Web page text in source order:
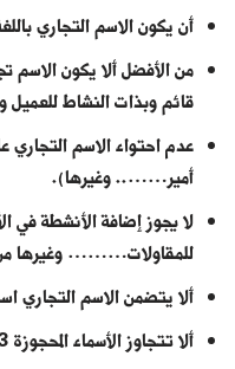
أن يكون الاسم التجاري
من الأفضل ألا يكون الاسم
قائم وبذات النشاط
عدم احتواء الاسم
أمير…….. وغيرها).
لا يجوز إضافة الأنشطة في
للمقاولات……… وغيرها
ألا يتضمن الاسم التجاري
ألا تتجاوز الأسماء المحجوزة 3 أسماء.